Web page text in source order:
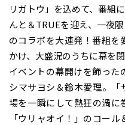
リガトウ」を込めて、番組
んと＆TRUEを迎え、一夜
のコラボを大連発！番組を
かけ、大盛況のうちに幕を閉
イベントの幕開けを飾った
シマサヨシ＆鈴木愛理。
場を一瞬にして熱狂の渦に
「ウリャオイ！」のコー